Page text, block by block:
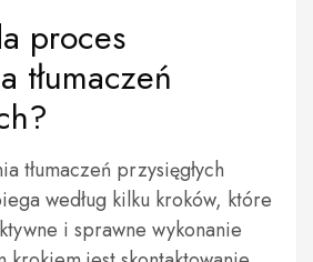
proces
tłumaczeń
tłumaczeń przysięgłych
według kilku kroków, które
i sprawne wykonanie